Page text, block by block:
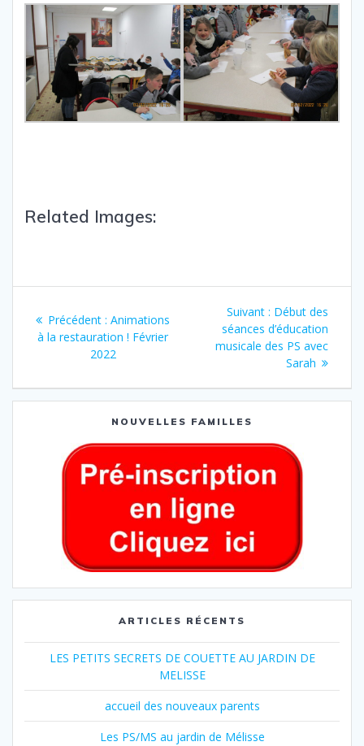
Related Images:
Précédent : Animations
à la restauration ! Février
2022
Suivant : Début des
séances d’éducation
musicale des PS avec
Sarah
NOUVELLES FAMILLES
ARTICLES RÉCENTS
LES PETITS SECRETS DE COUETTE AU JARDIN DE
MELISSE
accueil des nouveaux parents
Les PS/MS au jardin de Mélisse